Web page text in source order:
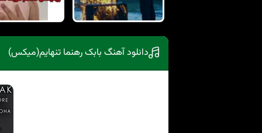
دانلود آهنگ بابک رهنما تنهایم(میکس)